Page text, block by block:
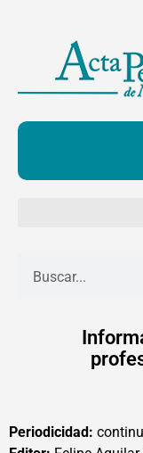
contenido
Periodicidad: